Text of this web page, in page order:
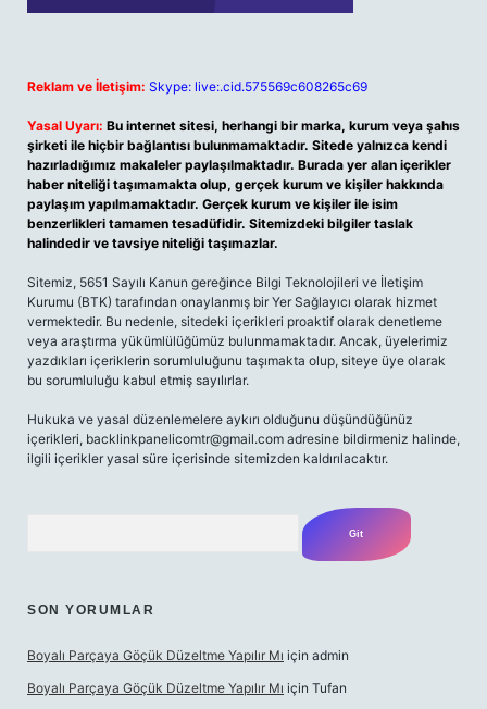
Reklam ve İletişim: Skype: live:.cid.575569c608265c69
Yasal Uyarı: Bu internet sitesi, herhangi bir marka, kurum veya şahıs
şirketi ile hiçbir bağlantısı bulunmamaktadır. Sitede yalnızca kendi
hazırladığımız makaleler paylaşılmaktadır. Burada yer alan içerikler
haber niteliği taşımamakta olup, gerçek kurum ve kişiler hakkında
paylaşım yapılmamaktadır. Gerçek kurum ve kişiler ile isim
benzerlikleri tamamen tesadüfidir. Sitemizdeki bilgiler taslak
halindedir ve tavsiye niteliği taşımazlar.
Sitemiz, 5651 Sayılı Kanun gereğince Bilgi Teknolojileri ve İletişim
Kurumu (BTK) tarafından onaylanmış bir Yer Sağlayıcı olarak hizmet
vermektedir. Bu nedenle, sitedeki içerikleri proaktif olarak denetleme
veya araştırma yükümlülüğümüz bulunmamaktadır. Ancak, üyelerimiz
yazdıkları içeriklerin sorumluluğunu taşımakta olup, siteye üye olarak
bu sorumluluğu kabul etmiş sayılırlar.
Hukuka ve yasal düzenlemelere aykırı olduğunu düşündüğünüz
içerikleri, backlinkpanelicomtr@gmail.com adresine bildirmeniz halinde,
ilgili içerikler yasal süre içerisinde sitemizden kaldırılacaktır.
SON YORUMLAR
Boyalı Parçaya Göçük Düzeltme Yapılır Mı için admin
Boyalı Parçaya Göçük Düzeltme Yapılır Mı için Tufan